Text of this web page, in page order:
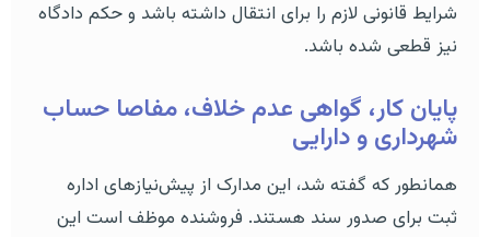
شرایط قانونی لازم را برای انتقال داشته باشد و حکم دادگاه
نیز قطعی شده باشد.
پایان کار، گواهی عدم خلاف، مفاصا حساب
شهرداری و دارایی
همانطور که گفته شد، این مدارک از پیش‌نیازهای اداره
ثبت برای صدور سند هستند. فروشنده موظف است این